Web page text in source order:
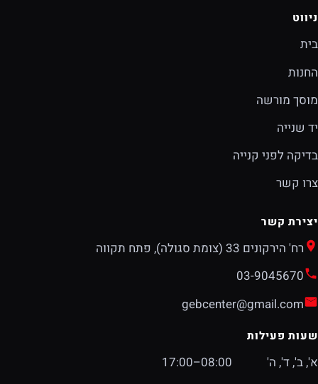
ניווט
בית
החנות
מוסך מורשה
יד שנייה
בדיקה לפני קנייה
צרו קשר
יצירת קשר
רח' הירקונים 33 (צומת סגולה), פתח תקווה
03-9045670
gebcenter@gmail.com
שעות פעילות
א', ב', ד', ה'
08:00–17:00